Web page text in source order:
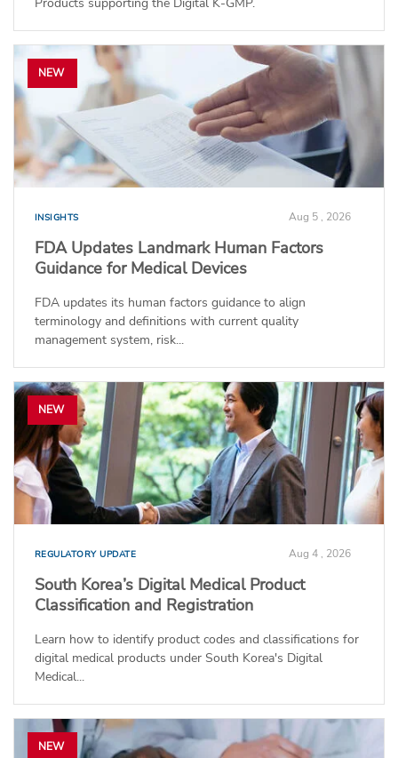
NEW
INSIGHTS Aug 5 , 2026
FDA Updates Landmark Human Factors
Guidance for Medical Devices
FDA updates its human factors guidance to align
terminology and definitions with current quality
management system, risk...
NEW
REGULATORY UPDATE Aug 4 , 2026
South Korea’s Digital Medical Product
Classification and Registration
Learn how to identify product codes and classifications for
digital medical products under South Korea's Digital
Medical...
NEW